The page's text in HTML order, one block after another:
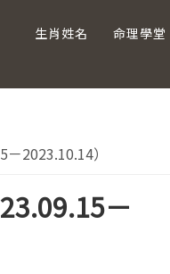
生肖姓名 命理學堂
2023.10.14）
－